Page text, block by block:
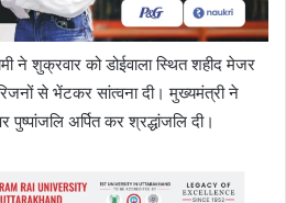
ने शुक्रवार को डोईवाला स्थित शहीद मेजर
से भेंटकर सांत्वना दी। मुख्यमंत्री ने
अर्पित कर श्रद्धांजलि दी।